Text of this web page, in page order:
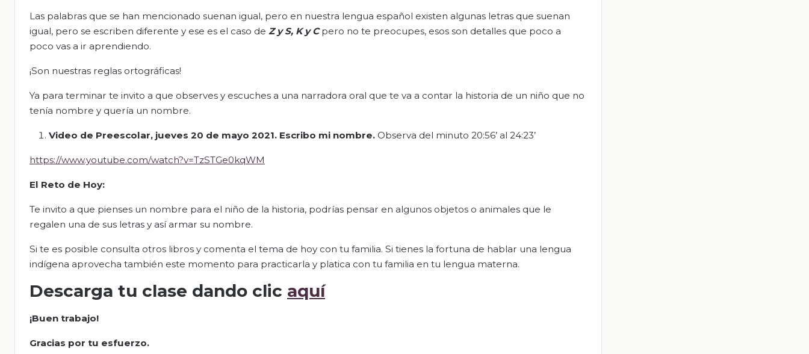
Las palabras que se han mencionado suenan igual, pero en nuestra lengua español existen algunas letras que suenan
igual, pero se escriben diferente y ese es el caso de Z y S, K y Cpero no te preocupes, esos son detalles que poco a
poco vas a ir aprendiendo.
¡Son nuestras reglas ortográficas!
Ya para terminar te invito a que observes y escuches a una narradora oral que te va a contar la historia de un niño que no
tenía nombre y quería un nombre.
Video de Preescolar, jueves 20 de mayo 2021. Escribo mi nombre. Observa del minuto 20:56’ al 24:23’
https://www.youtube.com/watch?v=TzSTGe0kqWM
El Reto de Hoy:
Te invito a que pienses un nombre para el niño de la historia, podrías pensar en algunos objetos o animales que le
regalen una de sus letras y así armar su nombre.
Si te es posible consulta otros libros y comenta el tema de hoy con tu familia. Si tienes la fortuna de hablar una lengua
indígena aprovecha también este momento para practicarla y platica con tu familia en tu lengua materna.
Descarga tu clase dando clic aquí
¡Buen trabajo!
Gracias por tu esfuerzo.